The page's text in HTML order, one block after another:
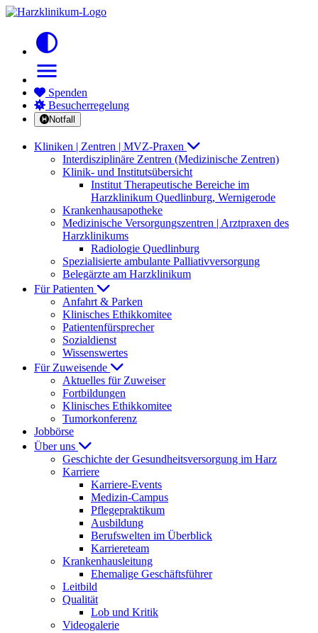
contrast
menu
Spenden
Besucherregelung
Notfall
Kliniken | Zentren | MVZ-Praxen
Interdisziplinäre Zentren (Medizinische Zentren)
Klinik- und Institutsübersicht
Institut Therapeutische Bereiche im
Harzklinikum Quedlinburg, Wernigerode
Krankenhausapotheke
Medizinische Versorgungszentren | Arztpraxen des
Harzklinikums
Radiologie Quedlinburg
Spezialisierte ambulante Palliativversorgung
Belegärzte am Harzklinikum
Für Patienten
Anfahrt & Parken
Klinisches Ethikkomitee
Patientenfürsprecher
Sozialdienst
Wissenswertes
Für Zuweisende
Aktuelles für Zuweiser
Fortbildungen
Klinisches Ethikkomitee
Tumorkonferenz
Jobbörse
Über uns
Geschichte der Gesundheitsversorgung im Harz
Karriere
Karriere-Events
Medizin-Campus
Pflegepraktikum
Ausbildung
Berufswelten im Überblick
Karriereteam
Krankenhausleitung
Ehemalige Geschäftsführer
Leitbild
Qualität
Lob und Kritik
Videogalerie